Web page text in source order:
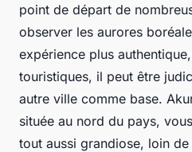
point de départ de
observer les aurores
expérience plus
touristiques, il peut être
autre ville comme base.
située au nord du pays,
tout aussi grandiose, loin de